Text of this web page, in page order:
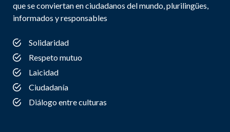
que se conviertan en ciudadanos del mundo, plurilingües,
informados y responsables
Solidaridad
Respeto mutuo
Laicidad
Ciudadanía
Diálogo entre culturas